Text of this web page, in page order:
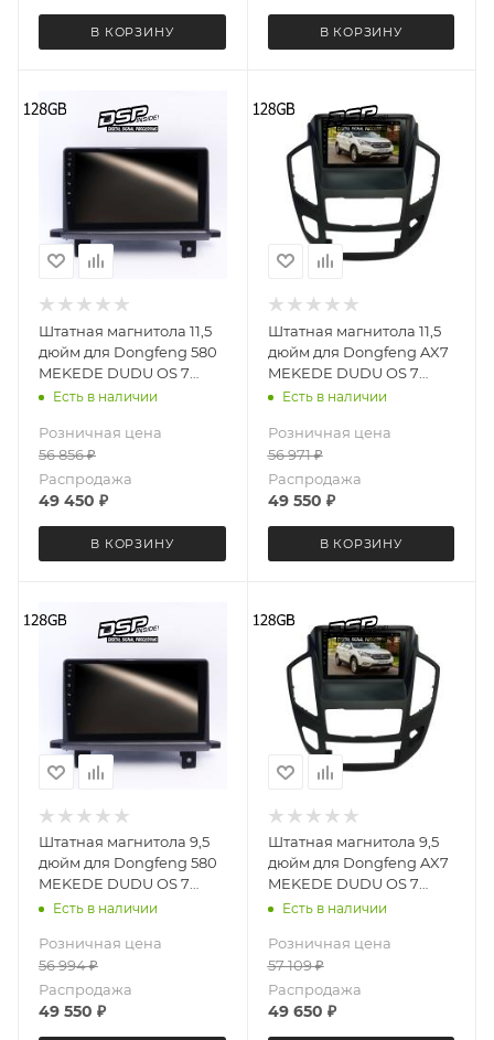
В КОРЗИНУ В КОРЗИНУ
Штатная магнитола 11,5
дюйм для Dongfeng 580
MEKEDE DUDU OS 7
версия 5173-6711 экран
круговой обзор 360
Есть в наличии
Розничная цена
56 856₽
Распродажа
49 450 ₽
В КОРЗИНУ
Штатная магнитола 11,5
дюйм для Dongfeng AX7
MEKEDE DUDU OS 7
версия 2737-6711 экран
круговой обзор 360
Есть в наличии
Розничная цена
56 971₽
Распродажа
49 550 ₽
В КОРЗИНУ
Штатная магнитола 9,5
дюйм для Dongfeng 580
MEKEDE DUDU OS 7
версия 5173-6694 экран
круговой обзор 360
Есть в наличии
Розничная цена
56 994₽
Распродажа
49 550 ₽
Штатная магнитола 9,5
дюйм для Dongfeng AX7
MEKEDE DUDU OS 7
версия 2737-6694 экран
круговой обзор 360
Есть в наличии
Розничная цена
57 109₽
Распродажа
49 650 ₽